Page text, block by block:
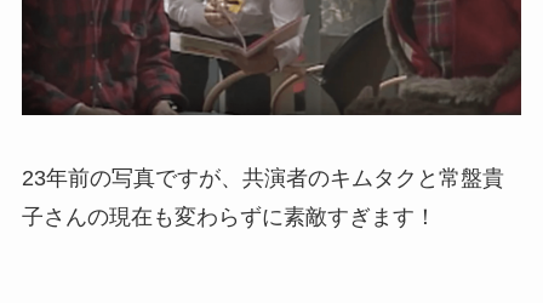
23年前の写真ですが、共演者のキムタクと常盤貴
子さんの現在も変わらずに素敵すぎます！